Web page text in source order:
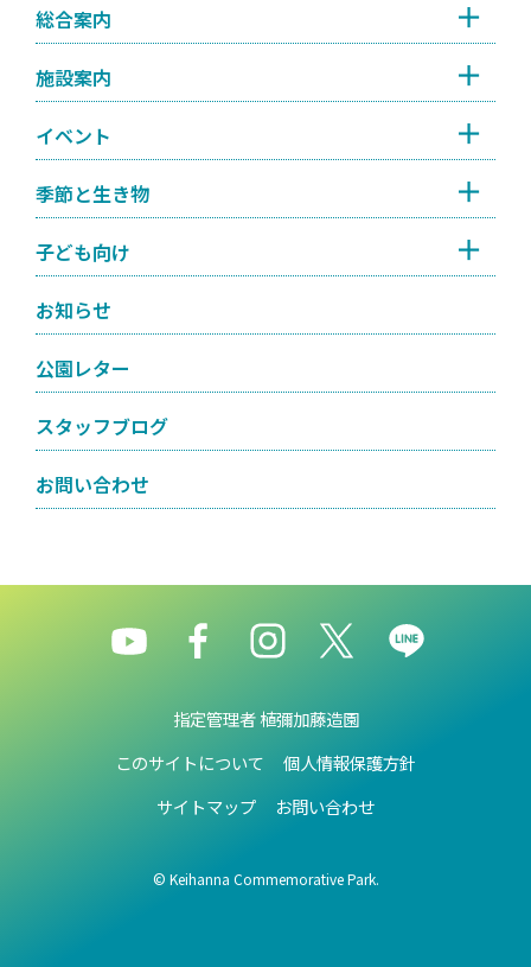
総合案内
施設案内
イベント
季節と生き物
子ども向け
お知らせ
公園レター
スタッフブログ
お問い合わせ
指定管理者 植彌加藤造園
このサイトについて
個人情報保護方針
サイトマップ
お問い合わせ
© Keihanna Commemorative Park.